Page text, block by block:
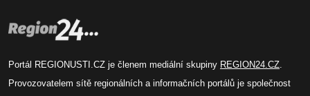
Portál REGIONUSTI.CZ je členem mediální skupiny REGION24.CZ.
Provozovatelem sítě regionálních a informačních portálů je společnost